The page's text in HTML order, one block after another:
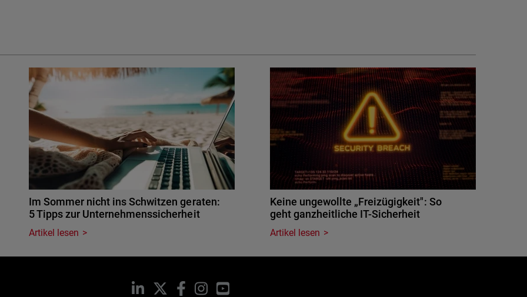
Im Sommer nicht ins Schwitzen geraten:
5 Tipps zur Unternehmenssicherheit
Artikel lesen
Keine ungewollte „Freizügigkeit": So
geht ganzheitliche IT-Sicherheit
Artikel lesen
LinkedIn Facebook
InstagramYouTube